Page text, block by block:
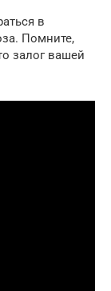
в
Помните,
залог вашей